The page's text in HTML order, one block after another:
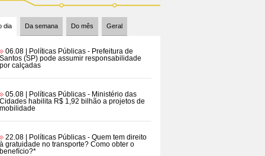
dia Da semana Do mês Geral
06.08 | Políticas Públicas - Prefeitura de
Santos (SP) pode assumir responsabilidade
por calçadas
05.08 | Políticas Públicas - Ministério das
Cidades habilita R$ 1,92 bilhão a projetos de
mobilidade
22.08 | Políticas Públicas - Quem tem direito
à gratuidade no transporte? Como obter o
benefício?*